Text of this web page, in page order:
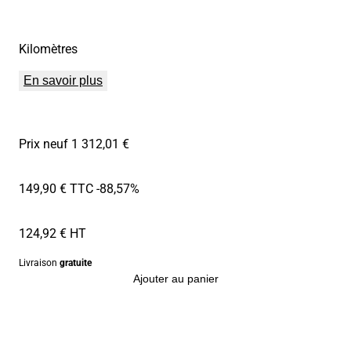
Kilomètres
En savoir plus
Prix neuf 1 312,01 €
149,90 € TTC-88,57%
124,92 € HT
Livraison gratuite
Ajouter au panier